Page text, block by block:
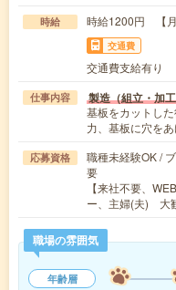
時給 時給1200円 【
交通費
交通費支給有り
仕事内容 製造（組立・加
基板をカットし
力、基板に穴を
応募資格
職種未経験OK /
要
【来社不要、
ー、主婦(夫) 大
職場の雰囲気
年齢層